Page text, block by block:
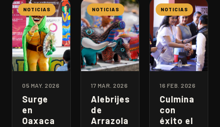
NOTICIAS
05 MAY. 2026
Surge
en
Oaxaca
NOTICIAS
17 MAR. 2026
Alebrijes
de
Arrazola
NOTICIAS
16 FEB. 2026
Culmina
con
éxito el